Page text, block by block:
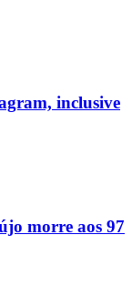
inclusive
morre aos 97